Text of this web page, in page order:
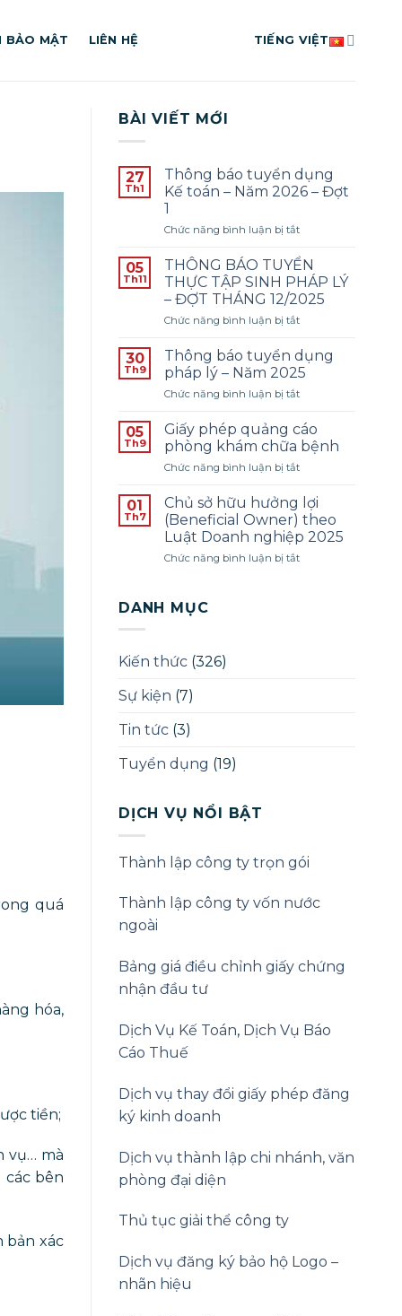
BẢO MẬT LIÊN HỆ TIẾNG VIỆT
quá
hóa,
tiền;
vụ… mà
các bên
bản xác
BÀI VIẾT MỚI
27
Th1
Thông báo tuyển dụng
Kế toán – Năm 2026 – Đợt
1
Chức năng bình luận bị tắtở
báo
tuyển
dụng
Kế
toán
Năm
2026
–
Đợt
05
Th11
THÔNG BÁO TUYỂN
THỰC TẬP SINH PHÁP LÝ
– ĐỢT THÁNG 12/2025
Chức năng bình luận bị tắtở
BÁO
TUYỂN
THỰC
TẬP
PHÁP
LÝ
ĐỢT
12/2025
30
Th9
Thông báo tuyển dụng
pháp lý – Năm 2025
Chức năng bình luận bị tắtở
báo
tuyển
dụng
pháp
–
Năm
2025
05
Th9
Giấy phép quảng cáo
phòng khám chữa bệnh
Chức năng bình luận bị tắtở
phép
quảng
cáo
phòng
khám
01
Th7
Chủ sở hữu hưởng lợi
(Beneficial Owner) theo
Luật Doanh nghiệp 2025
Chức năng bình luận bị tắtở
DANH MỤC
Kiến thức (326)
Sự kiện (7)
Tin tức (3)
Tuyển dụng (19)
DỊCH VỤ NỔI BẬT
Thành lập công ty trọn gói
Thành lập công ty vốn nước
ngoài
Bảng giá điều chỉnh giấy chứng
nhận đầu tư
Dịch Vụ Kế Toán, Dịch Vụ Báo
Cáo Thuế
Dịch vụ thay đổi giấy phép đăng
ký kinh doanh
Dịch vụ thành lập chi nhánh, văn
phòng đại diện
Thủ tục giải thể công ty
Dịch vụ đăng ký bảo hộ Logo –
nhãn hiệu